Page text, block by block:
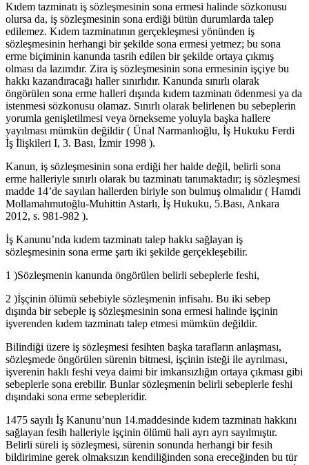
Kıdem tazminatı iş sözleşmesinin sona ermesi halinde sözkonusu
olursa da, iş sözleşmesinin sona erdiği bütün durumlarda talep
edilemez. Kıdem tazminatının gerçekleşmesi yönünden iş
sözleşmesinin herhangi bir şekilde sona ermesi yetmez; bu sona
erme biçiminin kanunda tasrih edilen bir şekilde ortaya çıkmış
olması da lazımdır. Zira iş sözleşmesinin sona ermesinin işçiye bu
hakkı kazandıracağı haller sınırlıdır. Kanunda sınırlı olarak
öngörülen sona erme halleri dışında kıdem tazminatı ödenmesi ya da
istenmesi sözkonusu olamaz. Sınırlı olarak belirlenen bu sebeplerin
yorumla genişletilmesi veya örnekseme yoluyla başka hallere
yayılması mümkün değildir ( Ünal Narmanlıoğlu, İş Hukuku Ferdi
İş İlişkileri I, 3. Bası, İzmir 1998 ).
Kanun, iş sözleşmesinin sona erdiği her halde değil, belirli sona
erme halleriyle sınırlı olarak bu tazminatı tanımaktadır; iş sözleşmesi
madde 14’de sayılan hallerden biriyle son bulmuş olmalıdır ( Hamdi
Mollamahmutoğlu-Muhittin Astarlı, İş Hukuku, 5.Bası, Ankara
2012, s. 981-982 ).
İş Kanunu’nda kıdem tazminatı talep hakkı sağlayan iş
sözleşmesinin sona erme şartı iki şekilde gerçekleşebilir.
1 )Sözleşmenin kanunda öngörülen belirli sebeplerle feshi,
2 )İşçinin ölümü sebebiyle sözleşmenin infisahı. Bu iki sebep
dışında bir sebeple iş sözleşmesinin sona ermesi halinde işçinin
işverenden kıdem tazminatı talep etmesi mümkün değildir.
Bilindiği üzere iş sözleşmesi fesihten başka tarafların anlaşması,
sözleşmede öngörülen sürenin bitmesi, işçinin isteği ile ayrılması,
işverenin haklı feshi veya daimi bir imkansızlığın ortaya çıkması gibi
sebeplerle sona erebilir. Bunlar sözleşmenin belirli sebeplerle feshi
dışındaki sona erme sebepleridir.
1475 sayılı İş Kanunu’nun 14.maddesinde kıdem tazminatı hakkını
sağlayan fesih halleriyle işçinin ölümü hali ayrı ayrı sayılmıştır.
Belirli süreli iş sözleşmesi, sürenin sonunda herhangi bir fesih
bildirimine gerek olmaksızın kendiliğinden sona ereceğinden bu tür